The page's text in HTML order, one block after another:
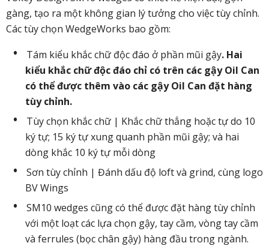
gàng, tạo ra một không gian lý tưởng cho việc tùy chỉnh.
Các tùy chọn WedgeWorks bao gồm:
Tám kiểu khắc chữ độc đáo ở phần mũi gậy. Hai
kiểu khắc chữ độc đáo chỉ có trên các gậy Oil Can
có thể được thêm vào các gậy Oil Can đặt hàng
tùy chỉnh.
Tùy chọn khắc chữ | Khắc chữ thẳng hoặc tự do 10
ký tự; 15 ký tự xung quanh phần mũi gậy; và hai
dòng khắc 10 ký tự mỗi dòng
Sơn tùy chỉnh | Đánh dấu độ loft và grind, cùng logo
BV Wings
SM10 wedges cũng có thể được đặt hàng tùy chỉnh
với một loạt các lựa chọn gậy, tay cầm, vòng tay cầm
và ferrules (bọc chân gậy) hàng đầu trong ngành.